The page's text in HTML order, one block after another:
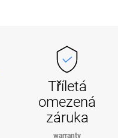
Tříletá
omezená
záruka
warranty